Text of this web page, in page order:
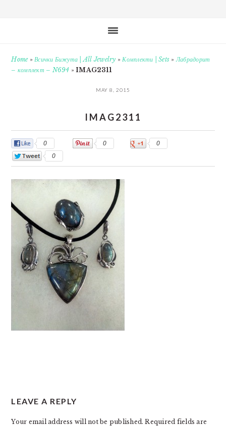
Home»Всички Бижута | All Jewelry »Комплекти | Sets »Лабрадорит
– комплект – N694 »IMAG2311
MAY 8, 2015
IMAG2311
0 0
0
0
INTERACTIONS
LEAVE A REPLY
Your email address will not be published. Required fields are